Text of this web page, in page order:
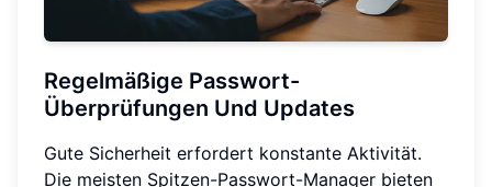
Regelmäßige Passwort-
Überprüfungen Und Updates
Gute Sicherheit erfordert konstante Aktivität.
Die meisten Spitzen-Passwort-Manager bieten